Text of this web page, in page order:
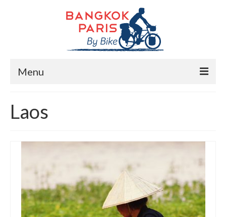
Menu
Préparation bike trip
La route
Me soutenir
Presse
Laos